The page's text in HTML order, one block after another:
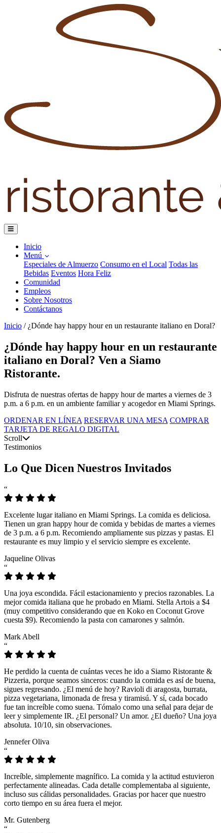
Inicio
Menú
Especiales de Almuerzo Consumo en el Local Todas las
Bebidas Eventos Hora Feliz
Comunidad
Empleos
Sobre Nosotros
Contáctanos
Inicio / ¿Dónde hay happy hour en un restaurante italiano en Doral?
¿Dónde hay happy hour en un restaurante
italiano en Doral? Ven a Siamo
Ristorante.
Disfruta de nuestras ofertas de happy hour de martes a viernes de 3
p.m. a 6 p.m. en un ambiente familiar y acogedor en Miami Springs.
ORDENAR EN LÍNEA RESERVAR UNA MESA COMPRAR
TARJETA DE REGALO DIGITAL
Scroll
Testimonios
Lo Que Dicen Nuestros Invitados
“
Excelente lugar italiano en Miami Springs. La comida es deliciosa.
Tienen un gran happy hour de comida y bebidas de martes a viernes
de 3 p.m. a 6 p.m. Recomiendo ampliamente sus pizzas y pastas. El
restaurante es muy limpio y el servicio siempre es excelente.
Jaqueline Olivas
“
Una joya escondida. Fácil estacionamiento y precios razonables. La
mejor comida italiana que he probado en Miami. Stella Artois a $4
(muy competitivo considerando que en Koko en Coconut Grove
cuesta $9). Recomiendo la pasta con camarones y salmón.
Mark Abell
“
He perdido la cuenta de cuántas veces he ido a Siamo Ristorante &
Pizzeria, porque seamos sinceros: cuando la comida es así de buena,
sigues regresando. ¿El menú de hoy? Ravioli di aragosta, burrata,
pizza vegetariana, limonada de fresa y tiramisú. Y sí, cada bocado
fue tan increíble como suena. Tómalo como una señal para dejar de
leer y simplemente IR. ¿El personal? Un amor. ¿El dueño? Una joya
absoluta. 10/10, sin observaciones.
Jennefer Oliva
“
Increíble, simplemente magnífico. La comida y la actitud estuvieron
perfectamente alineadas. Cada detalle complementaba al siguiente,
incluso sus cálidas personalidades. Gracias por hacer que nuestro
corto tiempo en su área fuera el mejor.
Mr. Gutenberg
“